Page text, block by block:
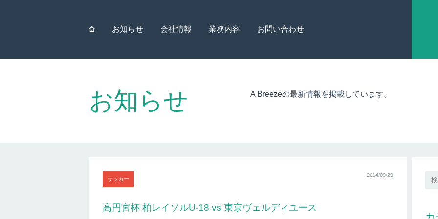
⌂ お知らせ 会社情報 業務内容 お問い合わせ
お知らせ A Breezeの最新情報を掲載しています。
サッカー
2014/09/29
高円宮杯 柏レイソルU-18 vs 東京ヴェルディユース
カ